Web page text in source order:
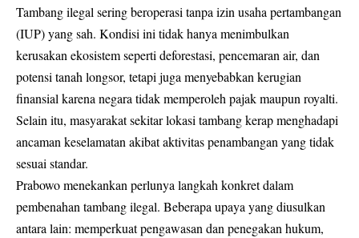
Tambang ilegal sering beroperasi tanpa izin usaha pertambangan
(IUP) yang sah. Kondisi ini tidak hanya menimbulkan
kerusakan ekosistem seperti deforestasi, pencemaran air, dan
potensi tanah longsor, tetapi juga menyebabkan kerugian
finansial karena negara tidak memperoleh pajak maupun royalti.
Selain itu, masyarakat sekitar lokasi tambang kerap menghadapi
ancaman keselamatan akibat aktivitas penambangan yang tidak
sesuai standar.
Prabowo menekankan perlunya langkah konkret dalam
pembenahan tambang ilegal. Beberapa upaya yang diusulkan
antara lain: memperkuat pengawasan dan penegakan hukum,